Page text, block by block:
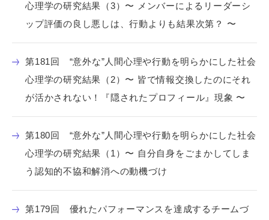
心理学の研究結果（3）〜 メンバーによるリーダーシ
ップ評価の良し悪しは、行動よりも結果次第？ 〜
第181回 “意外な”人間心理や行動を明らかにした社会
心理学の研究結果（2）〜 皆で情報交換したのにそれ
が活かされない！『隠されたプロフィール』現象 〜
第180回 “意外な”人間心理や行動を明らかにした社会
心理学の研究結果（1）〜 自分自身をごまかしてしま
う認知的不協和解消への動機づけ
第179回 優れたパフォーマンスを達成するチームづ